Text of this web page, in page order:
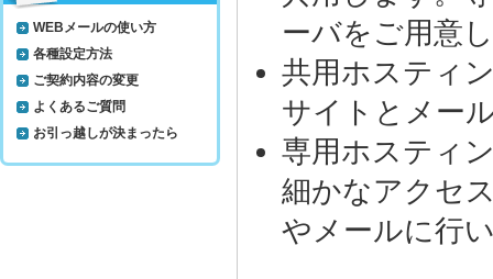
ーバをご用意
共用ホスティ
サイトとメー
専用ホスティ
細かなアクセ
やメールに行
WEBメールの使い方
各種設定方法
ご契約内容の変更
よくあるご質問
お引っ越しが決まったら